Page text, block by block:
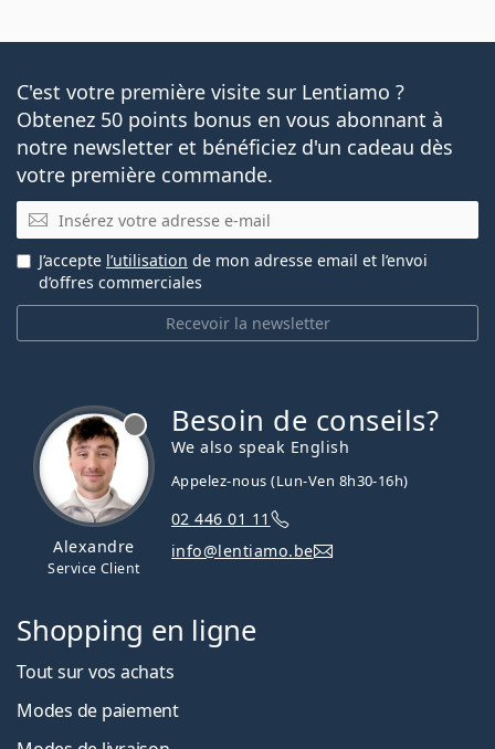
C'est votre première visite sur Lentiamo ?
Obtenez 50 points bonus en vous abonnant à
notre newsletter et bénéficiez d'un cadeau dès
votre première commande.
E-mail
Recevoir la newsletter
J’accepte l’utilisation de mon adresse email et l’envoi
d’offres commerciales
Alexandre
Service Client
Besoin de conseils?
We also speak English
Appelez-nous (Lun-Ven 8h30-16h)
02 446 01 11
info@lentiamo.be
Shopping en ligne
Tout sur vos achats
Modes de paiement